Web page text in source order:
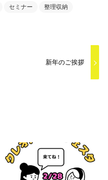
セミナー 整理収納
新年のご挨拶